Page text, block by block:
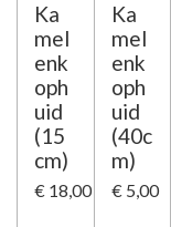
Ka
mel
enk
oph
uid
(15
cm)
€ 18,00
Ka
mel
enk
oph
uid
(40c
m)
€ 5,00